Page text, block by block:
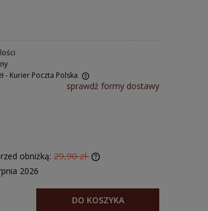
- Kurier Poczta Polska
sprawdź formy dostawy
obniżką:29,90 zł
2026
DO KOSZYKA